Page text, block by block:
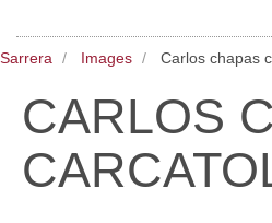
Sarrera Images Carlos chapas
CARLOS